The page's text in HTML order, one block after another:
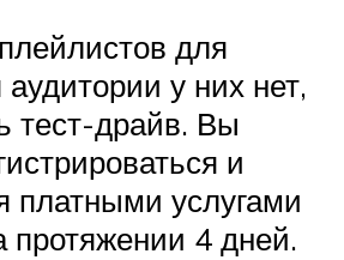
для
у них нет,
тест-драйв. Вы
и
платными услугами
протяжении 4 дней.